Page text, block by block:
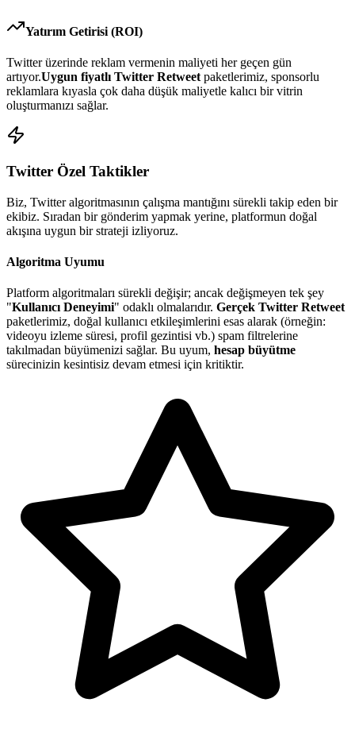
Yatırım Getirisi (ROI)
Twitterüzerinde reklam vermenin maliyeti her geçen gün
artıyor.Uygun fiyatlıTwitter Retweetpaketlerimiz, sponsorlu
reklamlara kıyasla çok daha düşük maliyetle kalıcı bir vitrin
oluşturmanızı sağlar.
Twitter Özel Taktikler
Biz, Twitteralgoritmasının çalışma mantığını sürekli takip eden bir
ekibiz. Sıradan bir gönderim yapmak yerine, platformun doğal
akışına uygun bir strateji izliyoruz.
Algoritma Uyumu
Platform algoritmaları sürekli değişir; ancak değişmeyen tek şey
"Kullanıcı Deneyimi" odaklı olmalarıdır. Gerçek Twitter Retweet
paketlerimiz, doğal kullanıcı etkileşimlerini esas alarak (örneğin:
videoyu izleme süresi, profil gezintisi vb.) spam filtrelerine
takılmadan büyümenizi sağlar. Bu uyum, hesap büyütme
sürecinizin kesintisiz devam etmesi için kritiktir.